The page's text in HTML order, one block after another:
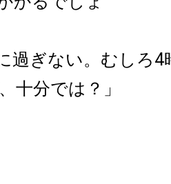
過ぎない。むしろ
十分では？」